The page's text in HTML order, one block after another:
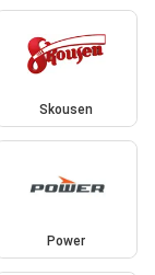
Skousen
Power